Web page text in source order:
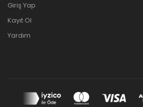
Giriş Yap
Kayıt Ol
Yardım